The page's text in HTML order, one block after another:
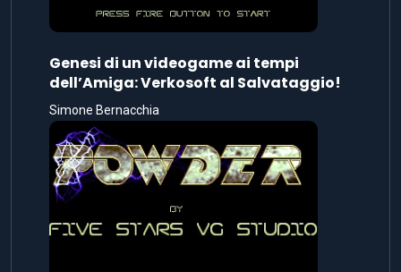
Genesi di un videogame ai tempi
dell’Amiga: Verkosoft al Salvataggio!
Simone Bernacchia